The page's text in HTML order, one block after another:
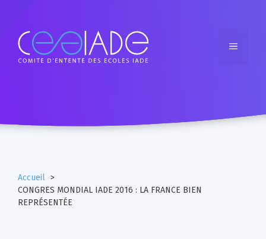
Accueil
CONGRES MONDIAL IADE 2016 : LA FRANCE BIEN
REPRÉSENTÉE